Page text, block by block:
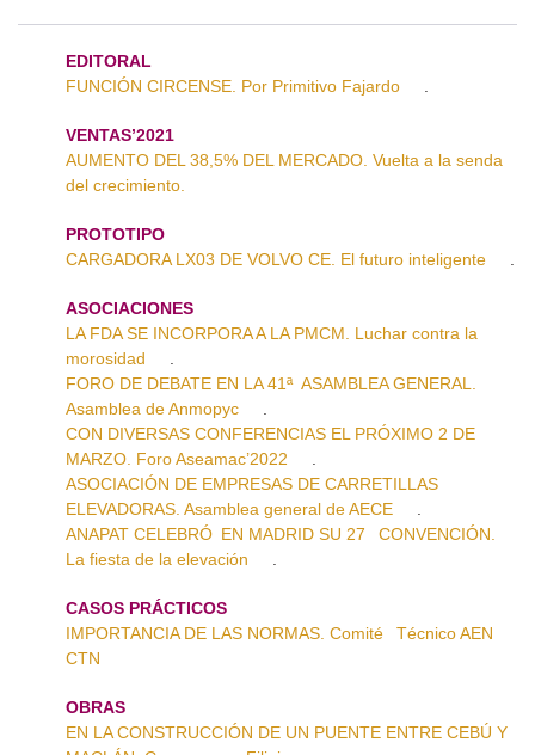
EDITORAL
FUNCIÓN CIRCENSE. Por Primitivo Fajardo
VENTAS’2021
AUMENTO DEL 38,5% DEL MERCADO. Vuelta a la senda
del crecimiento.
PROTOTIPO
CARGADORA LX03 DE VOLVO CE. El futuro inteligente
ASOCIACIONES
LA FDA SE INCORPORA A LA PMCM. Luchar contra la
morosidad
FORO DE DEBATE EN LA 41ª ASAMBLEA GENERAL.
Asamblea de Anmopyc
CON DIVERSAS CONFERENCIAS EL PRÓXIMO 2 DE
MARZO. Foro Aseamac’2022
ASOCIACIÓN DE EMPRESAS DE CARRETILLAS
ELEVADORAS. Asamblea general de AECE
ANAPAT CELEBRÓ EN MADRID SU 27 CONVENCIÓN.
La fiesta de la elevación
CASOS PRÁCTICOS
IMPORTANCIA DE LAS NORMAS. Comité Técnico AEN
CTN
OBRAS
EN LA CONSTRUCCIÓN DE UN PUENTE ENTRE CEBÚ Y